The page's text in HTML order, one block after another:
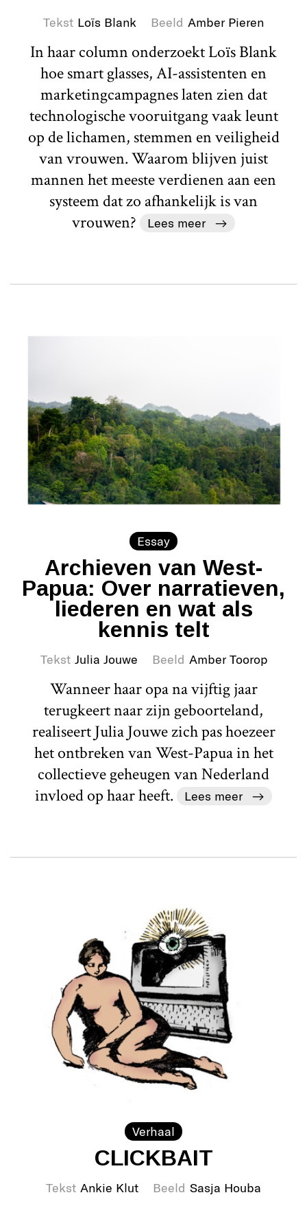
Tekst Loïs Blank Beeld Amber Pieren
In haar column onderzoekt Loïs Blank
hoe smart glasses, AI-assistenten en
marketingcampagnes laten zien dat
technologische vooruitgang vaak leunt
op de lichamen, stemmen en veiligheid
van vrouwen. Waarom blijven juist
mannen het meeste verdienen aan een
systeem dat zo afhankelijk is van
vrouwen?
Lees meer
Essay
Archieven van West-
Papua: Over narratieven,
liederen en wat als
kennis telt
Tekst Julia Jouwe Beeld Amber Toorop
Wanneer haar opa na vijftig jaar
terugkeert naar zijn geboorteland,
realiseert Julia Jouwe zich pas hoezeer
het ontbreken van West-Papua in het
collectieve geheugen van Nederland
invloed op haar heeft.
Lees meer
Verhaal
CLICKBAIT
Tekst Ankie Klut Beeld Sasja Houba